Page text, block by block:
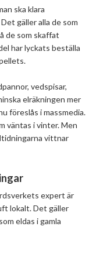
ska klara
gäller alla de som
de som skaffat
har lyckats beställa
vedspisar,
elräkningen mer
föreslås i massmedia.
väntas i vinter. Men
vittnar
expert är
lokalt. Det gäller
eldas i gamla